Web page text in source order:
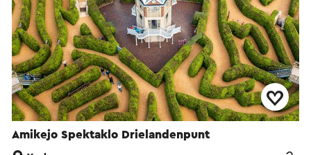
Amikejo Spektaklo Drielandenpunt